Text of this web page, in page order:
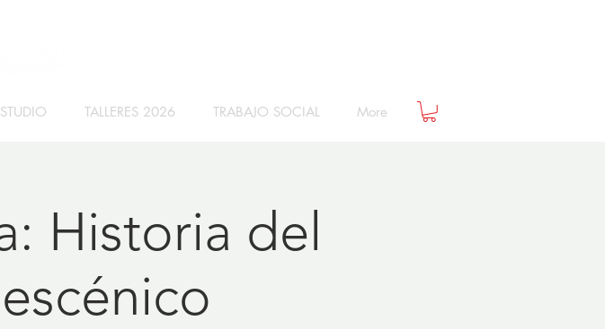
TALLERES 2026 TRABAJO SOCIAL More
Historia del